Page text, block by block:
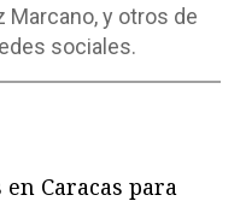
Marcano, y otros de
sociales.
Caracas para